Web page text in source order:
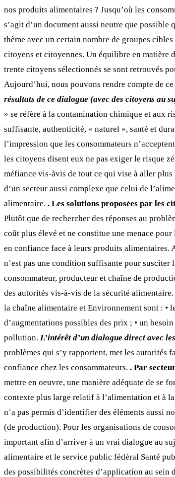
nos produits alimentaires ? Jusqu’où les
s’agit d’un document aussi neutre que
thème avec un certain nombre de groupes
citoyens et citoyennes. Un équilibre en matière
trente citoyens sélectionnés se sont retrouvés
Aujourd’hui, nous pouvons rendre compte de
résultats de ce dialogue (avec des citoyens au
» se réfère à la contamination chimique et aux
suffisante, authenticité, « naturel », santé et
l’impression que les consommateurs
les citoyens disent eux ne pas exiger le risque
méfiance vis-àvis de tout ce qui vise à aller
d’un secteur aussi complexe que celui de
alimentaire. . Les solutions proposées par les
Plutôt que de rechercher des réponses au
coût plus élevé et ne constitue une menace
en confiance face à leurs produits
n’est pas une condition suffisante pour
consommateur, producteur et chaîne de
des autorités vis-à-vis de la sécurité
la chaîne alimentaire et Environnement sont : •
d’augmentations possibles des prix ; • un
pollution. L’intérêt d’un dialogue direct avec
problèmes qui s’y rapportent, met les autorités
confiance chez les consommateurs. . Par
mettre en oeuvre, une manière adéquate de se
contexte plus large relatif à l’alimentation et à
n’a pas permis d’identifier des éléments aussi
(de production). Pour les organisations de
important afin d’arriver à un vrai dialogue au
alimentaire et le service public fédéral Santé
des possibilités concrètes d’application au